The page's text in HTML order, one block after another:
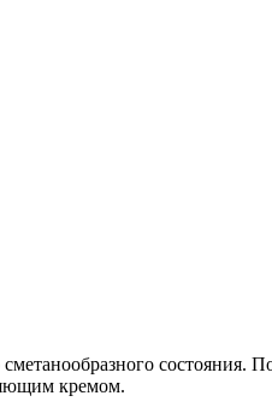
состояния.
кремом.